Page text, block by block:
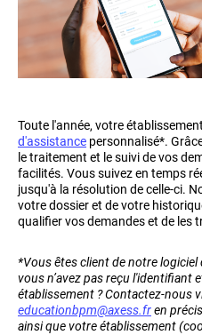
Toute l'année, votre
d'assistance personnalisé*.
le traitement et le suivi de vos
facilités. Vous suivez en temps
jusqu'à la résolution de celle-ci.
votre dossier et de votre
qualifier vos demandes et de les
*Vous êtes client de notre logiciel
vous n’avez pas reçu l'identifiant
établissement ? Contactez-nous
educationbpm@axess.fren
ainsi que votre établissement